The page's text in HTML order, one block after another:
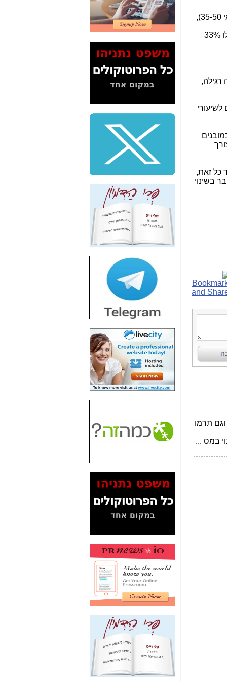
31% מהנשים, שמשתמשות בשיחות וידאו, דיווחו, שהן עושות זאת כפגישות עבודה (לעומת 16% מהגברים), ואילו 33%
לשיעורי
כל זאת,
בשינוי
2" על תעלולי השר
משה כחלון -כאן
המשך חשיפת הבלוף
ששמו "מהפיכת
הסלולר" ואיך מסרסים
כאן
סיכום ביקור בסיליקון
שלמה פילבר (עד
לאחרונה מנכ"ל משרד
התקשורת) - עד
מדינה? הצחקתם
"יש אפליה בחקירה"?
חשיפה: למה השר
משה כחלון לא נחקר
עד היום? -
כאן
הדומה לזו של "תיק
4000" אך בתחום
הסלולר -
חשיפת מה שלא
רוצים שתדעו בעניין
פריסת אנלימיטד
(בניחוח בלתי נסבל) -
כאן
חשיפה: איוב קרא
אישר לקבוצת סלקום
בדיוק מה שביבי אישר
כאן
האם השר איוב קרא
היה צריך בכלל לחתום
על האישור, שנתן
האם ביבי וקרא קבלו
בכלל תמורה עבור
המסמכים בנושא בזק-
Yes (תיק 4000)
לאיש הלא נכון! -כאן
עובדות ומסמכים
האם ביבי כשר
תקשורת עזר לקב'
בזק? -כאן
מה מקור ה-Fake
News שהביא לתפירת
תיק לביבי והעלמת
החשודים הנכונים -כאן
אחת הרגליים של "תיק
4000 התפור"
התמוטטה היום
בניצחון (כפול) של בזק
-
כאן
איך כתבות מפנקות